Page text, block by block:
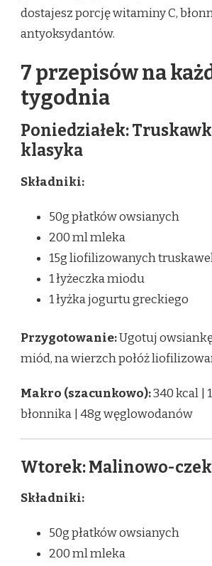
dostajesz porcję witaminy C,
antyoksydantów.
7 przepisów na
tygodnia
Poniedziałek:
klasyka
Składniki:
50g płatków owsianych
200 ml mleka
15g liofilizowanych
1 łyżeczka miodu
1 łyżka jogurtu greckiego
Przygotowanie:Ugotuj
miód, na wierzch połóż
Makro (szacunkowo):340 kcal |
błonnika | 48g węglowodanów
Wtorek: Malinowo-
Składniki:
50g płatków owsianych
200 ml mleka